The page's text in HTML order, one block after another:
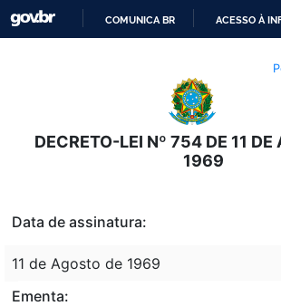
O
CONTEÚDO
COMUNICA BR ACESSO À
DECRETO-LEI Nº 754 DE 11 DE
1969
Data de assinatura:
11 de Agosto de 1969
Ementa: